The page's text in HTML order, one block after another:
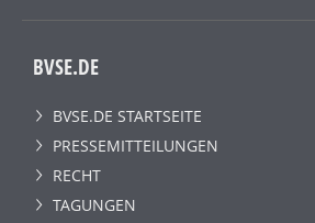
BVSE.DE
BVSE.DE STARTSEITE
PRESSEMITTEILUNGEN
RECHT
TAGUNGEN